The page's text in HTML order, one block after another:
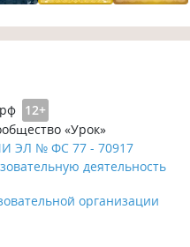
12+
«Урок»
ЭЛ № ФС 77 - 70917
деятельность
организации